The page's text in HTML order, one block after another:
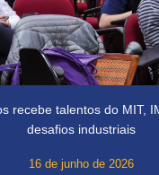
recebe talentos do MIT,
desafios industriais
16 de junho de 2026